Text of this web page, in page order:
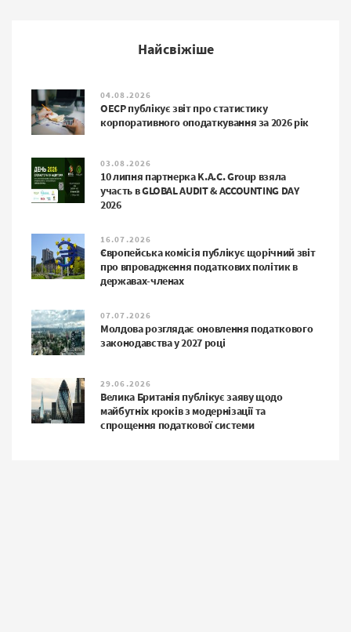
Найсвіжіше
04.08.2026
ОЕСР публікує звіт про статистику
корпоративного оподаткування за 2026 рік
03.08.2026
10 липня партнерка K.A.C. Group взяла
участь в GLOBAL AUDIT & ACCOUNTING DAY
2026
16.07.2026
Європейська комісія публікує щорічний звіт
про впровадження податкових політик в
державах-членах
07.07.2026
Молдова розглядає оновлення податкового
законодавства у 2027 році
29.06.2026
Велика Британія публікує заяву щодо
майбутніх кроків з модернізації та
спрощення податкової системи